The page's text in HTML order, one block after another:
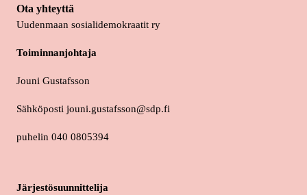
Ota yhteyttä
Uudenmaan sosialidemokraatit ry
Toiminnanjohtaja
Jouni Gustafsson
Sähköposti jouni.gustafsson@sdp.fi
puhelin 040 0805394
Järjestösuunnittelija